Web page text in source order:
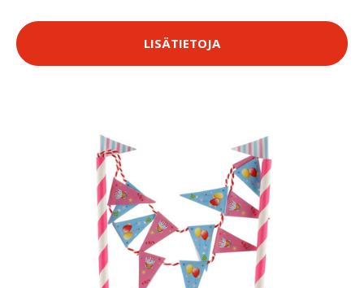
LISÄTIETOJA